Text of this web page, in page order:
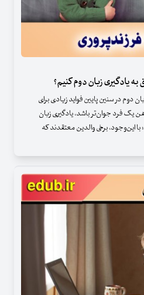
یادگیری زبان دوم کنیم؟
دوم در سنین پایین فواید زیادی برای
یک فرد جوان‌تر باشد، یادگیری زبان
این‌وجود، برخی والدین معتقدند که